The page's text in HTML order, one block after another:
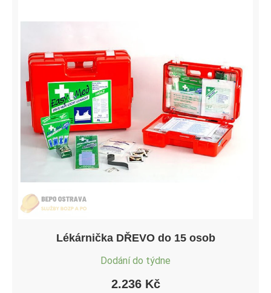
Lékárnička DŘEVO do 15 osob
Dodání do týdne
2.236 Kč